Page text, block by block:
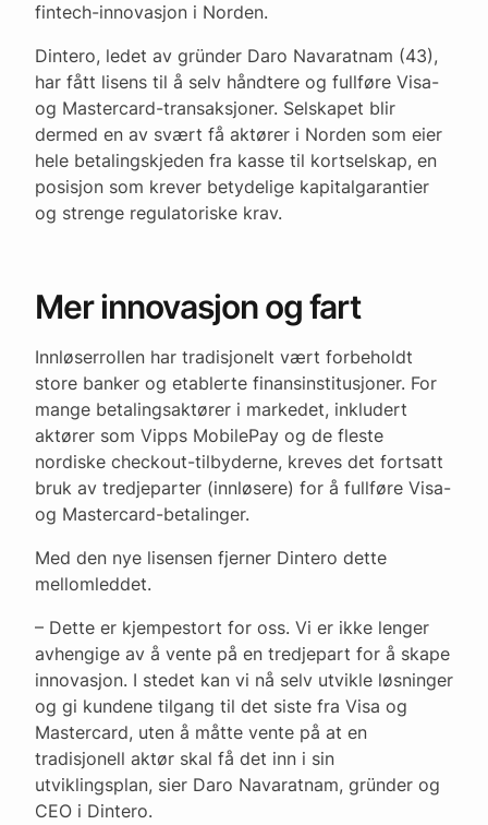
fintech-innovasjon i Norden.
Dintero, ledet av gründer Daro Navaratnam (43),
har fått lisens til å selv håndtere og fullføre Visa-
og Mastercard-transaksjoner. Selskapet blir
dermed en av svært få aktører i Norden som eier
hele betalingskjeden fra kasse til kortselskap, en
posisjon som krever betydelige kapitalgarantier
og strenge regulatoriske krav.
Mer innovasjon og fart
Innløserrollen har tradisjonelt vært forbeholdt
store banker og etablerte finansinstitusjoner. For
mange betalingsaktører i markedet, inkludert
aktører som Vipps MobilePay og de fleste
nordiske checkout-tilbyderne, kreves det fortsatt
bruk av tredjeparter (innløsere) for å fullføre Visa-
og Mastercard-betalinger.
Med den nye lisensen fjerner Dintero dette
mellomleddet.
– Dette er kjempestort for oss. Vi er ikke lenger
avhengige av å vente på en tredjepart for å skape
innovasjon. I stedet kan vi nå selv utvikle løsninger
og gi kundene tilgang til det siste fra Visa og
Mastercard, uten å måtte vente på at en
tradisjonell aktør skal få det inn i sin
utviklingsplan, sier Daro Navaratnam, gründer og
CEO i Dintero.